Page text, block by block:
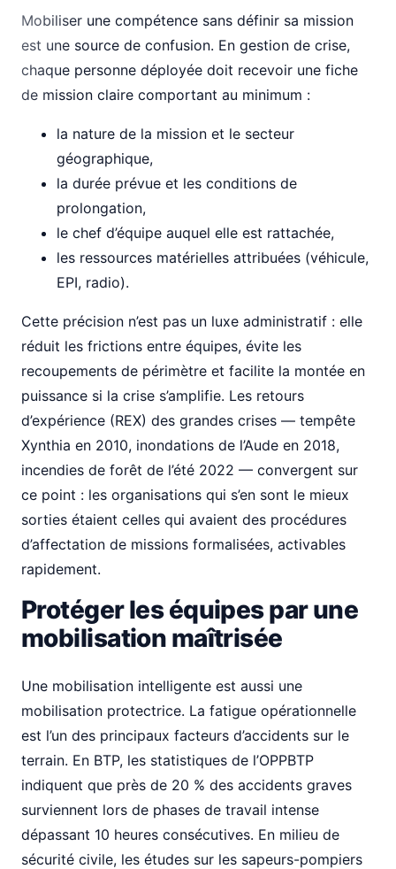
Mobiliser une compétence sans définir sa mission
est une source de confusion. En gestion de crise,
chaque personne déployée doit recevoir une fiche
de mission claire comportant au minimum :
la nature de la mission et le secteur
géographique,
la durée prévue et les conditions de
prolongation,
le chef d’équipe auquel elle est rattachée,
les ressources matérielles attribuées (véhicule,
EPI, radio).
Cette précision n’est pas un luxe administratif : elle
réduit les frictions entre équipes, évite les
recoupements de périmètre et facilite la montée en
puissance si la crise s’amplifie. Les retours
d’expérience (REX) des grandes crises — tempête
Xynthia en 2010, inondations de l’Aude en 2018,
incendies de forêt de l’été 2022 — convergent sur
ce point : les organisations qui s’en sont le mieux
sorties étaient celles qui avaient des procédures
d’affectation de missions formalisées, activables
rapidement.
Protéger les équipes par une
mobilisation maîtrisée
Une mobilisation intelligente est aussi une
mobilisation protectrice. La fatigue opérationnelle
est l’un des principaux facteurs d’accidents sur le
terrain. En BTP, les statistiques de l’OPPBTP
indiquent que près de 20 % des accidents graves
surviennent lors de phases de travail intense
dépassant 10 heures consécutives. En milieu de
sécurité civile, les études sur les sapeurs-pompiers